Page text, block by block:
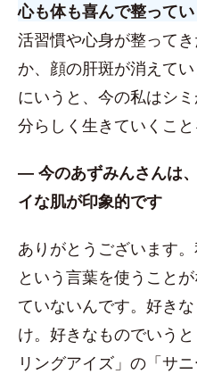
心も体も喜んで整ってい
活習慣や心身が整って
か、顔の肝斑が消えて
にいうと、今の私はシ
分らしく生きていくこと
― 今のあずみんさんは
イな肌が印象的です
ありがとうございます
という言葉を使うこと
ていないんです。好き
け。好きなものでいう
リングアイズ」の「サ